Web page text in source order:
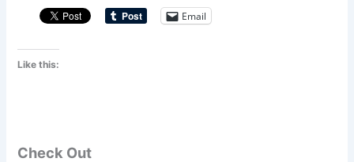
Email
Like this:
Check Out